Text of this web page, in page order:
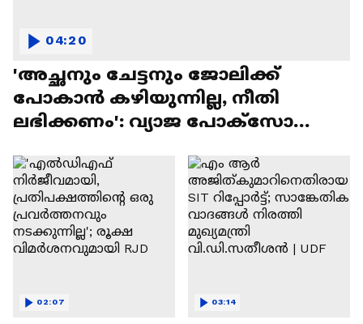
'അച്ഛനും ചേട്ടനും ജോലിക്ക്
പോകാൻ കഴിയുന്നില്ല, നീതി
ലഭിക്കണം': വ്യാജ പോക്സോ
04:20
02:07 03:14